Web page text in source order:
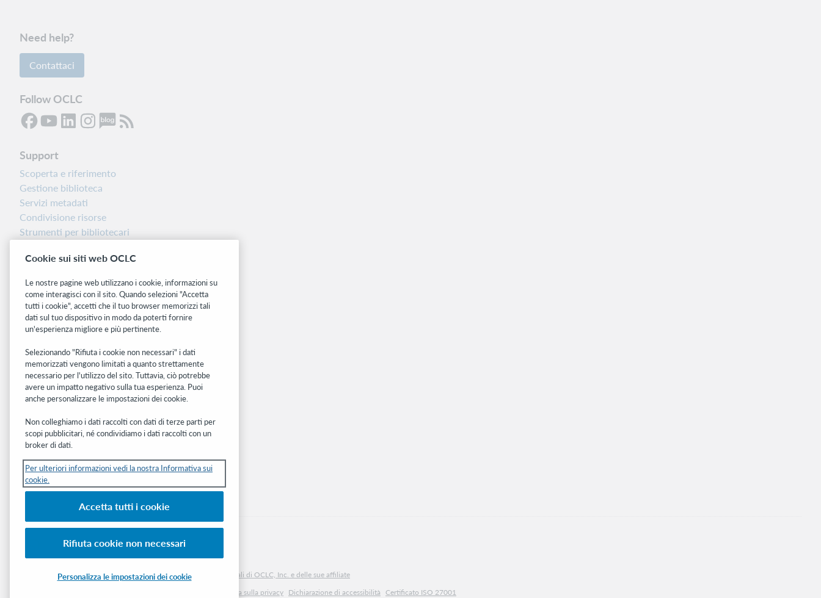
Need help?
Contattaci
Follow OCLC
Support
Scoperta e riferimento
Gestione biblioteca
Servizi metadati
Condivisione risorse
Strumenti per bibliotecari
Dashboard di stato del sistema
Siti correlati
OCLC.org
BibFormats
Community
Ricerca
WebJunction
Rete sviluppatori
Ricevi gli ultimi aggiornamenti di prodotti,
ricerche, eventi e molto altro direttamente
nella tua casella di posta.
Subscribe now
© 2026 OCLC Marchi e/o marchi di servizio nazionali e internazionali di OCLC, Inc. e delle sue affiliate
Informativa sulla privacy Dichiarazione di accessibilità Certificato ISO 27001
Cookie sui siti web OCLC
Le nostre pagine web utilizzano i cookie, informazioni su
come interagisci con il sito. Quando selezioni "Accetta
tutti i cookie", accetti che il tuo browser memorizzi tali
dati sul tuo dispositivo in modo da poterti fornire
un'esperienza migliore e più pertinente.
Selezionando "Rifiuta i cookie non necessari" i dati
memorizzati vengono limitati a quanto strettamente
necessario per l'utilizzo del sito. Tuttavia, ciò potrebbe
avere un impatto negativo sulla tua esperienza. Puoi
anche personalizzare le impostazioni dei cookie.
Non colleghiamo i dati raccolti con dati di terze parti per
scopi pubblicitari, né condividiamo i dati raccolti con un
broker di dati.
Per ulteriori informazioni vedi la nostra Informativa sui
cookie.
Accetta tutti i cookie
Rifiuta cookie non necessari
Personalizza le impostazioni dei cookie